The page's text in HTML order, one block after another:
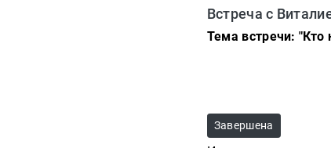
Встреча с
Тема встречи: "Кто
Завершена